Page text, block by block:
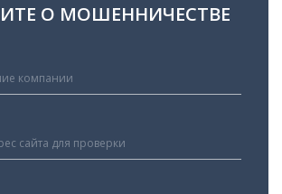
О МОШЕННИЧЕСТВЕ